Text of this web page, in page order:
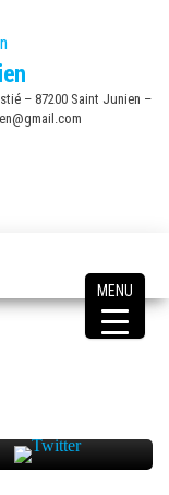
– 87200 Saint Junien –
MENU